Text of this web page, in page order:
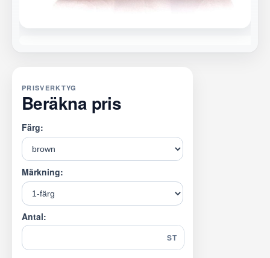
PRISVERKTYG
Beräkna pris
Färg:
Märkning:
Antal:
ST